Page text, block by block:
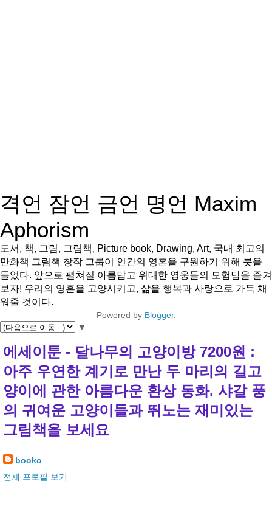
격언 잠언 금언 명언 Maxim
Aphorism
도서, 책, 그림, 그림책, Picture book, Drawing, Art, 국내 최고의
만화책 그림책 창작 그룹이 인간의 영혼을 구원하기 위해 붓을
들었다. 앞으로 펼쳐질 아름답고 위대한 영웅들의 모험담을 즐겨
보자! 우리의 영혼을 고양시키고, 삶을 행복과 사랑으로 가득 채
워줄 것이다.
Powered by Blogger.
▼
에세이툰 - 달나무의 고양이방 7200원 :
아주 우연한 계기로 만난 두 마리의 길고
양이에 관한 아름다운 환상 동화. 샤갈 풍
의 귀여운 고양이들과 뛰노는 재미있는
그림책을 보세요
booko
전체 프로필 보기